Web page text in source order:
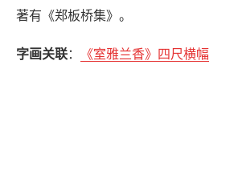
著有《郑板桥集》。
字画关联： 《室雅兰香》四尺横幅